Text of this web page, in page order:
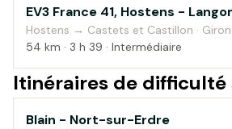
Au fil de l'eau
EV3 France 41, Hostens -
Hostens → Castets et Castillon ·
54 km · 3 h 39 · Intermédiaire
Itinéraires de difficulté
Au fil de l'eau
Blain - Nort-sur-Erdre